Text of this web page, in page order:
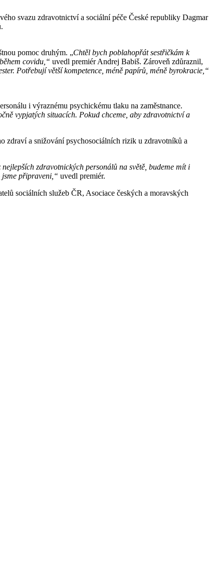
svazu zdravotnictví a sociální péče České republiky Dagmar
pomoc druhým. „Chtěl bych poblahopřát sestřičkám k
covidu,“ uvedl premiér Andrej Babiš. Zároveň zdůraznil,
Potřebují větší kompetence, méně papírů, méně byrokracie,“
i výraznému psychickému tlaku na zaměstnance.
vypjatých situacích. Pokud chceme, aby zdravotnictví a
zdraví a snižování psychosociálních rizik u zdravotníků a
nejlepších zdravotnických personálů na světě, budeme mít i
jsme připraveni,“ uvedl premiér.
sociálních služeb ČR, Asociace českých a moravských